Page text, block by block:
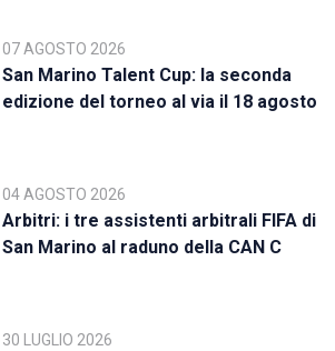
07 AGOSTO 2026
San Marino Talent Cup: la seconda
edizione del torneo al via il 18 agosto
04 AGOSTO 2026
Arbitri: i tre assistenti arbitrali FIFA di
San Marino al raduno della CAN C
30 LUGLIO 2026